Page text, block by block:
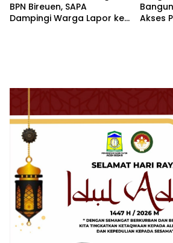
BPN Bireuen, SAPA
Dampingi Warga Lapor ke
Akses